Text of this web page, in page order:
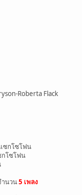
Roberta Flack
ซกโซโฟน
กโซโฟน
ำนวน5 เพลง